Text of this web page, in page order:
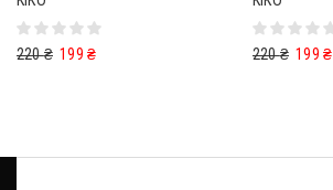
220₴ 199₴ 220₴ 199₴